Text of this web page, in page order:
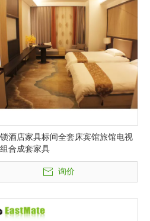
酒店家具标间全套床宾馆旅馆电视
合成套家具
询价